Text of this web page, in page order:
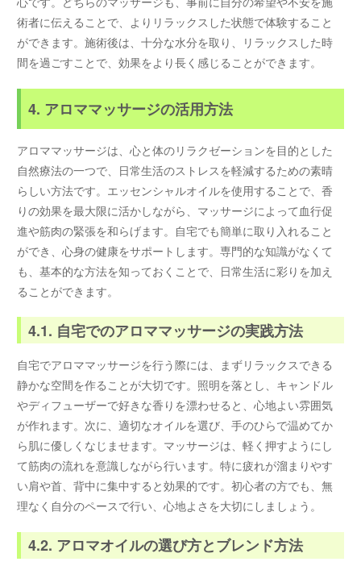
術者に伝えることで、よりリラックスした状態で体験すること
ができます。施術後は、十分な水分を取り、リラックスした時
間を過ごすことで、効果をより長く感じることができます。
4. アロママッサージの活用方法
アロママッサージは、心と体のリラクゼーションを目的とした
自然療法の一つで、日常生活のストレスを軽減するための素晴
らしい方法です。エッセンシャルオイルを使用することで、香
りの効果を最大限に活かしながら、マッサージによって血行促
進や筋肉の緊張を和らげます。自宅でも簡単に取り入れること
ができ、心身の健康をサポートします。専門的な知識がなくて
も、基本的な方法を知っておくことで、日常生活に彩りを加え
ることができます。
4.1. 自宅でのアロママッサージの実践方法
自宅でアロママッサージを行う際には、まずリラックスできる
静かな空間を作ることが大切です。照明を落とし、キャンドル
やディフューザーで好きな香りを漂わせると、心地よい雰囲気
が作れます。次に、適切なオイルを選び、手のひらで温めてか
ら肌に優しくなじませます。マッサージは、軽く押すようにし
て筋肉の流れを意識しながら行います。特に疲れが溜まりやす
い肩や首、背中に集中すると効果的です。初心者の方でも、無
理なく自分のペースで行い、心地よさを大切にしましょう。
4.2. アロマオイルの選び方とブレンド方法